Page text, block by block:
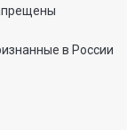
в России